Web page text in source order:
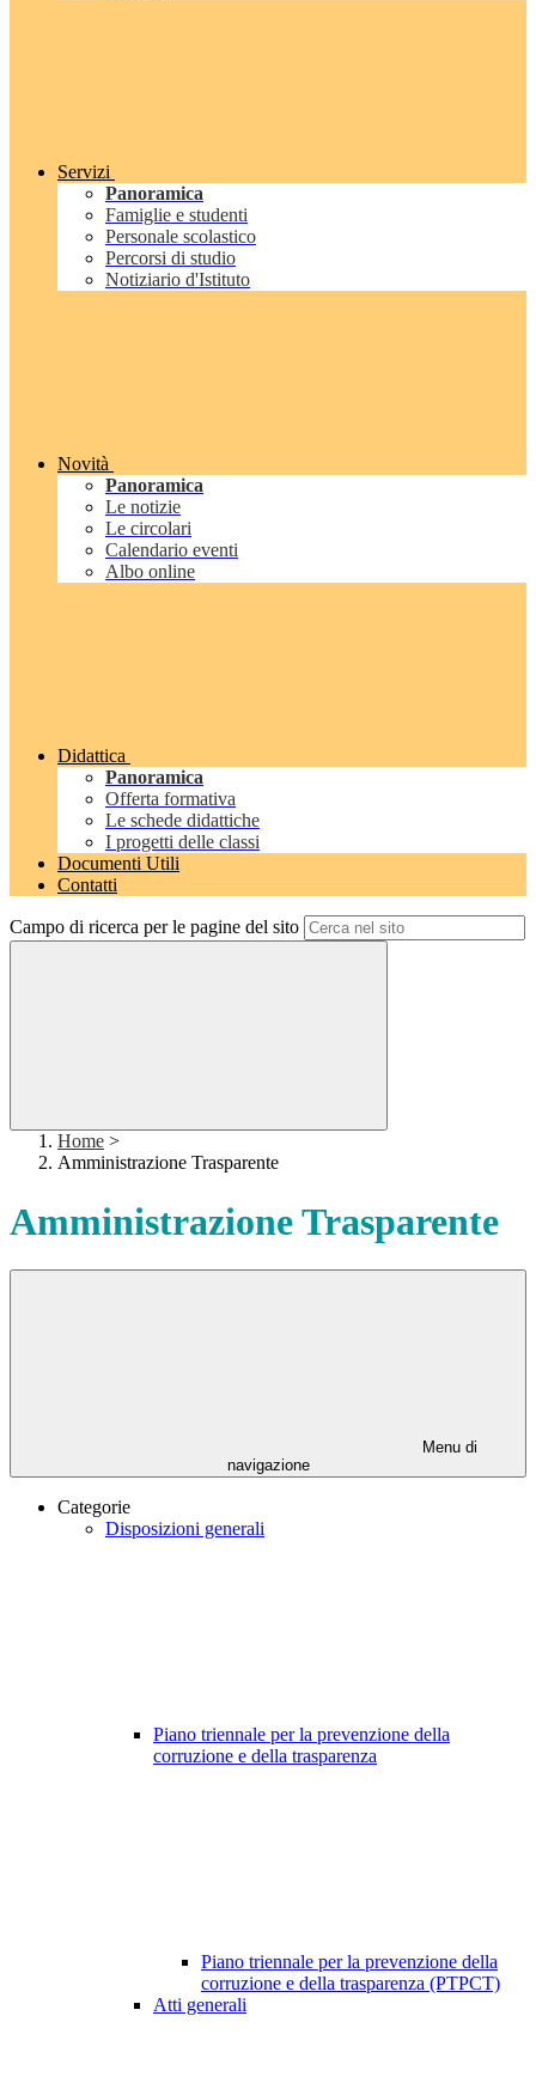
Servizi
Panoramica
Famiglie e studenti
Personale scolastico
Percorsi di studio
Notiziario d'Istituto
Novità
Panoramica
Le notizie
Le circolari
Calendario eventi
Albo online
Didattica
Panoramica
Offerta formativa
Le schede didattiche
I progetti delle classi
Documenti Utili
Contatti
Campo di ricerca per le pagine del sito
Home >
Amministrazione Trasparente
Amministrazione Trasparente
Menu di
navigazione
Categorie
Disposizioni generali
Piano triennale per la prevenzione della
corruzione e della trasparenza
Piano triennale per la prevenzione della
corruzione e della trasparenza (PTPCT)
Atti generali